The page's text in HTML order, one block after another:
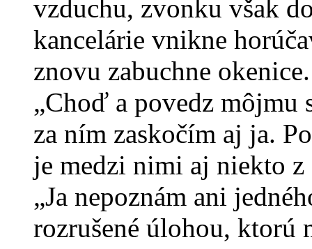
vzduchu, zvonku však
kancelárie vnikne
znovu zabuchne okenice.
„Choď a povedz
za ním zaskočím aj ja.
je medzi nimi aj niekto z
„Ja nepoznám ani
rozrušené úlohou, ktorú